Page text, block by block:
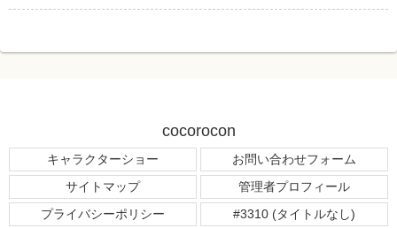
cocorocon
キャラクターショー
お問い合わせフォーム
サイトマップ
管理者プロフィール
プライバシーポリシー
#3310 (タイトルなし)